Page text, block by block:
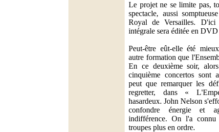
Le projet ne se limite pas,
spectacle, aussi
Royal de Versailles. D'ici
intégrale sera éditée en
Peut-être eût-elle été
autre formation que
En ce deuxième soir,
cinquième concertos sont
peut que remarquer les
regretter, dans «
hasardeux. John Nelson
confondre énergie et
indifférence. On l'a
troupes plus en ordre.